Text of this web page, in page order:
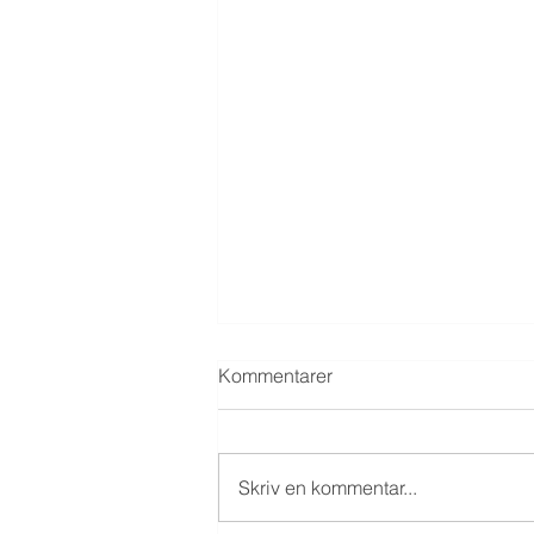
Kommentarer
Skriv en kommentar...